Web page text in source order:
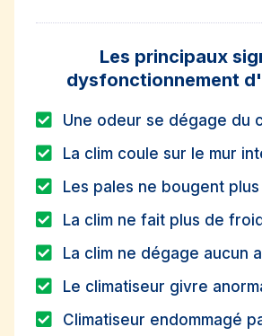
Les principaux
dysfonctionnement
Une odeur se dégage du
La clim coule sur le mur
Les pales ne bougent plus
La clim ne fait plus de
La clim ne dégage aucun
Le climatiseur givre
Climatiseur endommagé